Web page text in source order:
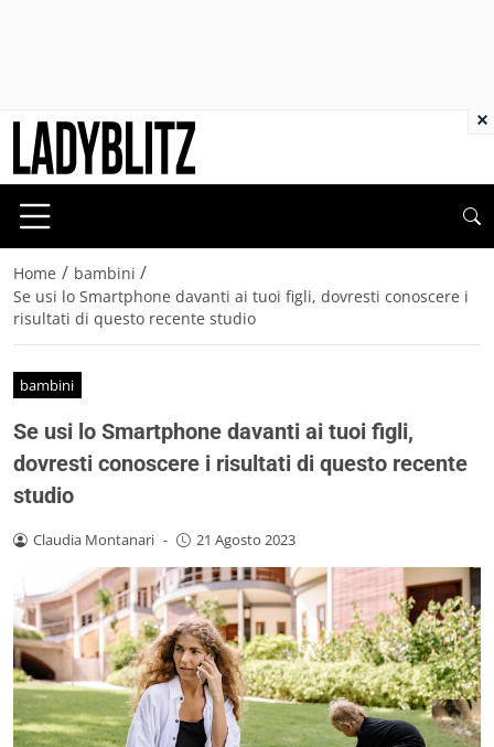
Home / bambini /
Se usi lo Smartphone davanti ai tuoi figli, dovresti conoscere i
risultati di questo recente studio
bambini
Se usi lo Smartphone davanti ai tuoi figli,
dovresti conoscere i risultati di questo recente
studio
Claudia Montanari - 21 Agosto 2023
×